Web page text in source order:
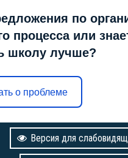
по
процесса или
школу лучше?
о проблеме
Версия для